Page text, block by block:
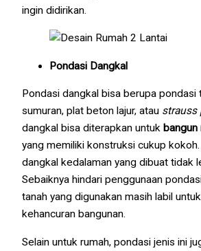
ingin didirikan.
Pondasi Dangkal
Pondasi dangkal bisa berupa pondasi
sumuran, plat beton lajur, atau strauss
dangkal bisa diterapkan untuk bangun
yang memiliki konstruksi cukup
dangkal kedalaman yang dibuat tidak
Sebaiknya hindari penggunaan
tanah yang digunakan masih labil
kehancuran bangunan.
Selain untuk rumah, pondasi jenis ini